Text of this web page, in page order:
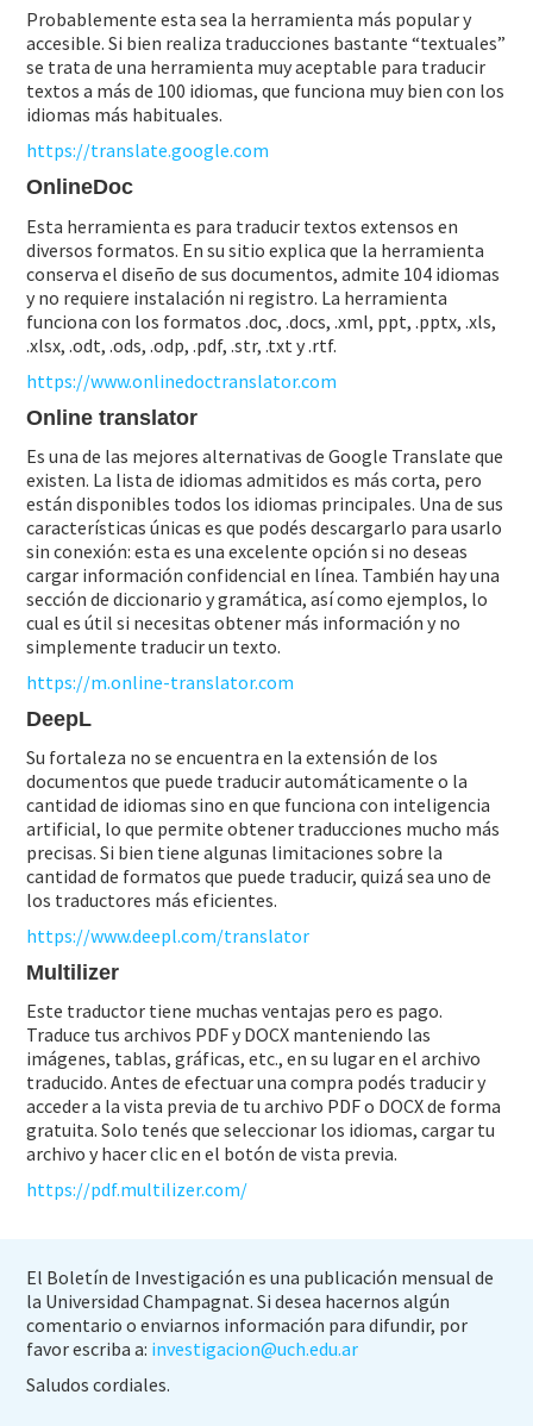
Probablemente esta sea la herramienta más popular y
accesible. Si bien realiza traducciones bastante “textuales”
se trata de una herramienta muy aceptable para traducir
textos a más de 100 idiomas, que funciona muy bien con los
idiomas más habituales.
https://translate.google.com
OnlineDoc
Esta herramienta es para traducir textos extensos en
diversos formatos. En su sitio explica que la herramienta
conserva el diseño de sus documentos, admite 104 idiomas
y no requiere instalación ni registro. La herramienta
funciona con los formatos .doc, .docs, .xml, ppt, .pptx, .xls,
.xlsx, .odt, .ods, .odp, .pdf, .str, .txt y .rtf.
https://www.onlinedoctranslator.com
Online translator
Es una de las mejores alternativas de Google Translate que
existen. La lista de idiomas admitidos es más corta, pero
están disponibles todos los idiomas principales. Una de sus
características únicas es que podés descargarlo para usarlo
sin conexión: esta es una excelente opción si no deseas
cargar información confidencial en línea. También hay una
sección de diccionario y gramática, así como ejemplos, lo
cual es útil si necesitas obtener más información y no
simplemente traducir un texto.
https://m.online-translator.com
DeepL
Su fortaleza no se encuentra en la extensión de los
documentos que puede traducir automáticamente o la
cantidad de idiomas sino en que funciona con inteligencia
artificial, lo que permite obtener traducciones mucho más
precisas. Si bien tiene algunas limitaciones sobre la
cantidad de formatos que puede traducir, quizá sea uno de
los traductores más eficientes.
https://www.deepl.com/translator
Multilizer
Este traductor tiene muchas ventajas pero es pago.
Traduce tus archivos PDF y DOCX manteniendo las
imágenes, tablas, gráficas, etc., en su lugar en el archivo
traducido. Antes de efectuar una compra podés traducir y
acceder a la vista previa de tu archivo PDF o DOCX de forma
gratuita. Solo tenés que seleccionar los idiomas, cargar tu
archivo y hacer clic en el botón de vista previa.
https://pdf.multilizer.com/
El Boletín de Investigación es una publicación mensual de
la Universidad Champagnat. Si desea hacernos algún
comentario o enviarnos información para difundir, por
favor escriba a: investigacion@uch.edu.ar
Saludos cordiales.